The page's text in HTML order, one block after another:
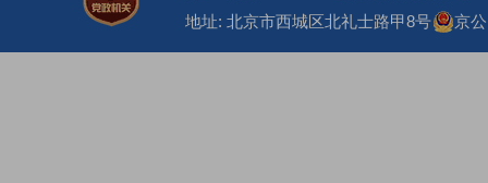
地址: 北京市西城区北礼士路甲8号
京